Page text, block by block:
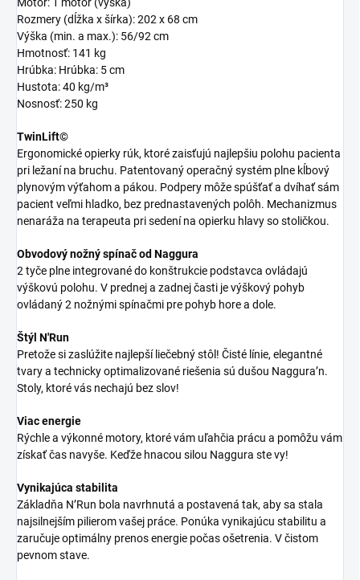
Rozmery (dĺžka x šírka): 202 x 68 cm
Výška (min. a max.): 56/92 cm
Hmotnosť: 141 kg
Hrúbka: Hrúbka: 5 cm
Hustota: 40 kg/m³
Nosnosť: 250 kg
TwinLift©
Ergonomické opierky rúk, ktoré zaisťujú najlepšiu polohu pacienta
pri ležaní na bruchu. Patentovaný operačný systém plne kĺbový
plynovým výťahom a pákou. Podpery môže spúšťať a dvíhať sám
pacient veľmi hladko, bez prednastavených polôh. Mechanizmus
nenaráža na terapeuta pri sedení na opierku hlavy so stoličkou.
Obvodový nožný spínač od Naggura
2 tyče plne integrované do konštrukcie podstavca ovládajú
výškovú polohu. V prednej a zadnej časti je výškový pohyb
ovládaný 2 nožnými spínačmi pre pohyb hore a dole.
Štýl N'Run
Pretože si zaslúžite najlepší liečebný stôl! Čisté línie, elegantné
tvary a technicky optimalizované riešenia sú dušou Naggura’n.
Stoly, ktoré vás nechajú bez slov!
Viac energie
Rýchle a výkonné motory, ktoré vám uľahčia prácu a pomôžu vám
získať čas navyše. Keďže hnacou silou Naggura ste vy!
Vynikajúca stabilita
Základňa N’Run bola navrhnutá a postavená tak, aby sa stala
najsilnejším pilierom vašej práce. Ponúka vynikajúcu stabilitu a
zaručuje optimálny prenos energie počas ošetrenia. V čistom
pevnom stave.